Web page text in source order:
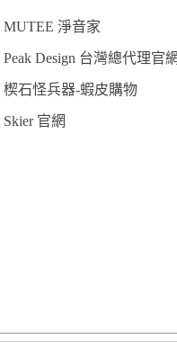
MUTEE 淨音家
Peak Design 台灣總代理官網
楔石怪兵器-蝦皮購物
Skier 官網